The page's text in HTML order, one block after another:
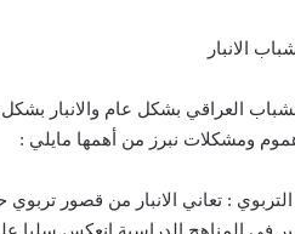
الانبار
العراقي بشكل عام والانبار
ومشكلات نبرز من أهمها مايلي :
التربوي : تعاني الانبار من قصور